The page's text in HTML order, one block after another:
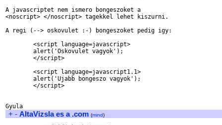
A javascriptet nem ismero bongeszoket a
<noscript> </noscript> tagekkel lehet kiszurni.
A regi (--> oskovulet :-) bongeszoket pedig igy:
+ - AltaVizsla es a .com (mind)